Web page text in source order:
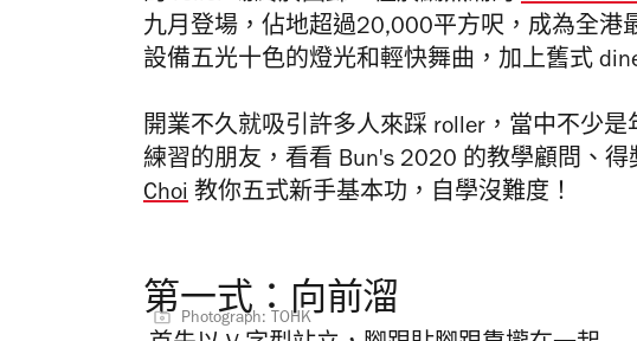
九月登場，佔地超過20,000平方呎，成為全港
設備五光十色的燈光和輕快舞曲，加上舊式
開業不久就吸引許多人來踩 roller，當中不少
練習的朋友，看看 Bun's 2020 的教學顧問、
Choi 教你五式新手基本功，自學沒難度！
第一式：向前溜
Photograph: TOHK